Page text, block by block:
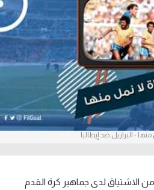
منها - البرازيل ضد إيطاليا
الاشتياق لدى جماهير كرة القدم